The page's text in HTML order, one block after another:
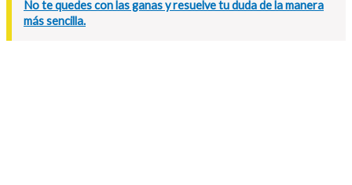
No te quedes con las ganas y resuelve tu duda de la manera
más sencilla.